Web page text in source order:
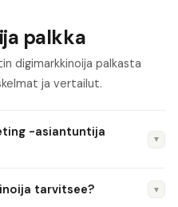
palkka
digimarkkinoija palkasta
ja vertailut.
-asiantuntija
▼
200 €/kk. Senior-
tarvitsee? ▼